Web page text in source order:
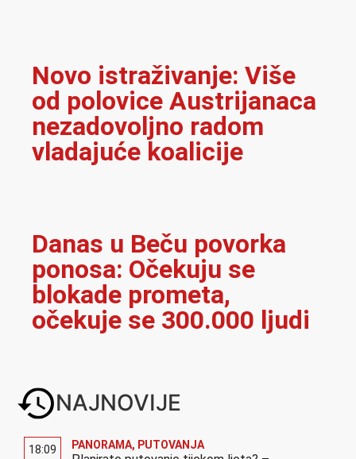
Novo istraživanje: Više
od polovice Austrijanaca
nezadovoljno radom
vladajuće koalicije
Danas u Beču povorka
ponosa: Očekuju se
blokade prometa,
očekuje se 300.000 ljudi
NAJNOVIJE
18:09 PANORAMA, PUTOVANJA